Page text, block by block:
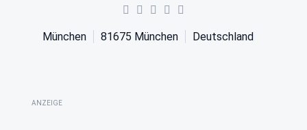
München 81675 München Deutschland
ANZEIGE